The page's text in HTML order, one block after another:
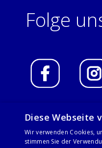
Folge
© 2021 Stalgast GmbH
Diese Webseite
Wir verwenden Cookies,
stimmen Sie der